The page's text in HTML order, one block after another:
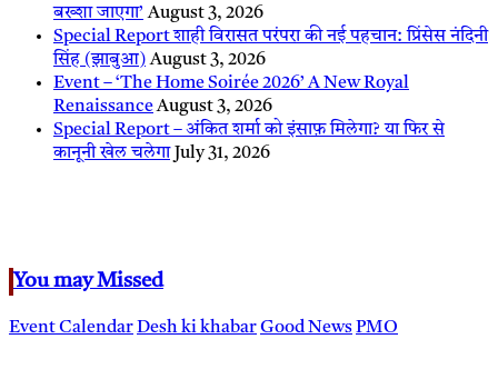
बख्शा जाएगा’ August 3, 2026
Special Report शाही विरासत परंपरा की नई पहचान: प्रिंसेस नंदिनी
सिंह (झाबुआ) August 3, 2026
Event – ‘The Home Soirée 2026’ A New Royal
RenaissanceAugust 3, 2026
Special Report – अंकित शर्मा को इंसाफ़ मिलेगा? या फिर से
कानूनी खेल चलेगा July 31, 2026
You may Missed
Event CalendarDesh ki khabarGood NewsPMO